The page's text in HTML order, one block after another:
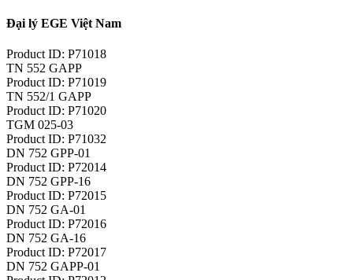
Đại lý EGE Việt Nam
Product ID: P71018
TN 552 GAPP
Product ID: P71019
TN 552/1 GAPP
Product ID: P71020
TGM 025-03
Product ID: P71032
DN 752 GPP-01
Product ID: P72014
DN 752 GPP-16
Product ID: P72015
DN 752 GA-01
Product ID: P72016
DN 752 GA-16
Product ID: P72017
DN 752 GAPP-01